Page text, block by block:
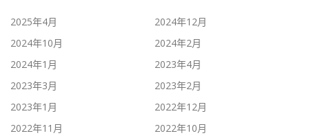
2025年4月
2024年12月
2024年10月
2024年2月
2024年1月
2023年4月
2023年3月
2023年2月
2023年1月
2022年12月
2022年11月
2022年10月